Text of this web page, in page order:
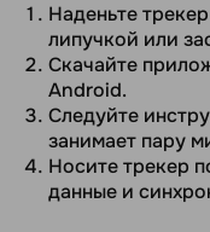
Наденьте
липучкой или
Скачайте
Android.
Следуйте
занимает пару
Носите трекер
данные и